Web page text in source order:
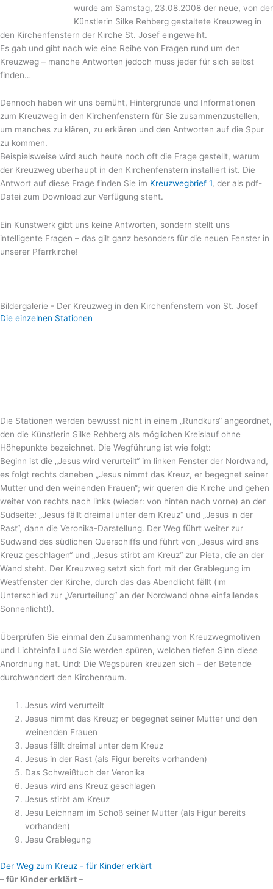
wurde am Samstag, 23.08.2008 der neue, von der
Künstlerin Silke Rehberg gestaltete Kreuzweg in
den Kirchenfenstern der Kirche St. Josef eingeweiht.
Es gab und gibt nach wie eine Reihe von Fragen rund um den
Kreuzweg – manche Antworten jedoch muss jeder für sich selbst
finden…
Dennoch haben wir uns bemüht, Hintergründe und Informationen
zum Kreuzweg in den Kirchenfenstern für Sie zusammenzustellen,
um manches zu klären, zu erklären und den Antworten auf die Spur
zu kommen.
Beispielsweise wird auch heute noch oft die Frage gestellt, warum
der Kreuzweg überhaupt in den Kirchenfenstern installiert ist. Die
Antwort auf diese Frage finden Sie im Kreuzwegbrief 1, der als pdf-
Datei zum Download zur Verfügung steht.
Ein Kunstwerk gibt uns keine Antworten, sondern stellt uns
intelligente Fragen – das gilt ganz besonders für die neuen Fenster in
unserer Pfarrkirche!
Bildergalerie - Der Kreuzweg in den Kirchenfenstern von St. Josef
Die einzelnen Stationen
Die Stationen werden bewusst nicht in einem „Rundkurs“ angeordnet,
den die Künstlerin Silke Rehberg als möglichen Kreislauf ohne
Höhepunkte bezeichnet. Die Wegführung ist wie folgt:
Beginn ist die „Jesus wird verurteilt“ im linken Fenster der Nordwand,
es folgt rechts daneben „Jesus nimmt das Kreuz, er begegnet seiner
Mutter und den weinenden Frauen“; wir queren die Kirche und gehen
weiter von rechts nach links (wieder: von hinten nach vorne) an der
Südseite: „Jesus fällt dreimal unter dem Kreuz“ und „Jesus in der
Rast“, dann die Veronika-Darstellung. Der Weg führt weiter zur
Südwand des südlichen Querschiffs und führt von „Jesus wird ans
Kreuz geschlagen“ und „Jesus stirbt am Kreuz“ zur Pieta, die an der
Wand steht. Der Kreuzweg setzt sich fort mit der Grablegung im
Westfenster der Kirche, durch das das Abendlicht fällt (im
Unterschied zur „Verurteilung“ an der Nordwand ohne einfallendes
Sonnenlicht!).
Überprüfen Sie einmal den Zusammenhang von Kreuzwegmotiven
und Lichteinfall und Sie werden spüren, welchen tiefen Sinn diese
Anordnung hat. Und: Die Wegspuren kreuzen sich – der Betende
durchwandert den Kirchenraum.
Jesus wird verurteilt
Jesus nimmt das Kreuz; er begegnet seiner Mutter und den
weinenden Frauen
Jesus fällt dreimal unter dem Kreuz
Jesus in der Rast (als Figur bereits vorhanden)
Das Schweißtuch der Veronika
Jesus wird ans Kreuz geschlagen
Jesus stirbt am Kreuz
Jesu Leichnam im Schoß seiner Mutter (als Figur bereits
vorhanden)
Jesu Grablegung
Der Weg zum Kreuz - für Kinder erklärt
– für Kinder erklärt –